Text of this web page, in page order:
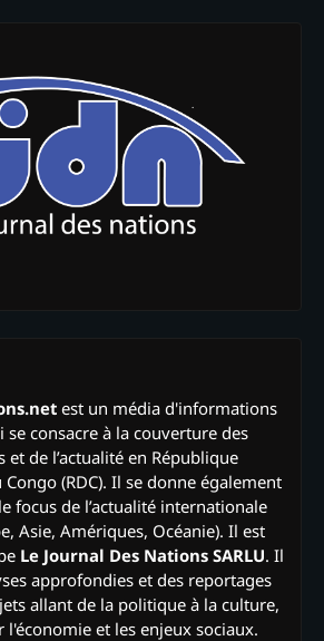
est un média d'informations
se consacre à la couverture des
et de l’actualité en République
(RDC). Il se donne également
focus de l’actualité internationale
Asie, Amériques, Océanie). Il est
Le Journal Des Nations SARLU. Il
approfondies et des reportages
allant de la politique à la culture,
l'économie et les enjeux sociaux.